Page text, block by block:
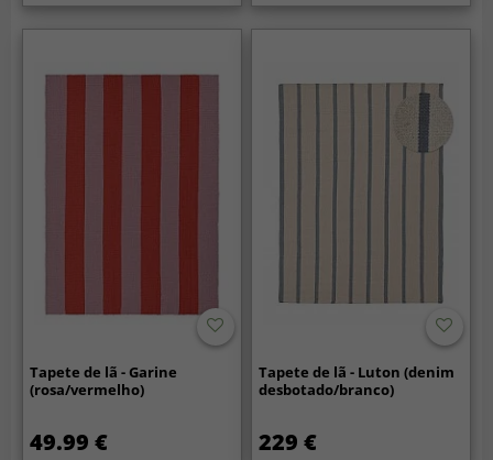
Tapete de lã - Garine
(rosa/vermelho)
49.99 €
Tapete de lã - Luton (denim
desbotado/branco)
229 €